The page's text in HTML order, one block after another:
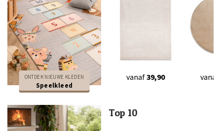
ONTDEK NIEUWE KLEDEN
Speelkleed
vanaf39,90 vanaf
Top 10